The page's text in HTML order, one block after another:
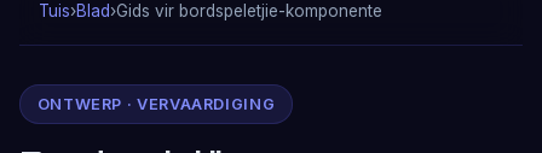
Tuis›Blad›Gids vir bordspeletjie-komponente
ONTWERP · VERVAARDIGING